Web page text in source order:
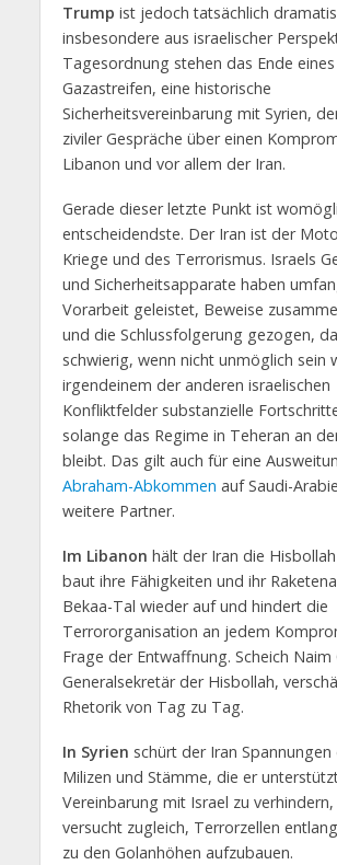
Trump ist jedoch tatsächlich
insbesondere aus israelischer
Tagesordnung stehen das Ende
Gazastreifen, eine historische
Sicherheitsvereinbarung mit Syrien,
ziviler Gespräche über einen
Libanon und vor allem der Iran.
Gerade dieser letzte Punkt ist
entscheidendste. Der Iran ist der
Kriege und des Terrorismus. Israels
und Sicherheitsapparate haben
Vorarbeit geleistet, Beweise
und die Schlussfolgerung gezogen,
schwierig, wenn nicht unmöglich sein
irgendeinem der anderen israelischen
Konfliktfelder substanzielle
solange das Regime in Teheran an
bleibt. Das gilt auch für eine
Abraham-Abkommen auf Saudi-
weitere Partner.
Im Libanon hält der Iran die
baut ihre Fähigkeiten und ihr
Bekaa-Tal wieder auf und hindert die
Terrororganisation an jedem
Frage der Entwaffnung. Scheich
Generalsekretär der Hisbollah,
Rhetorik von Tag zu Tag.
In Syrien schürt der Iran Spannungen
Milizen und Stämme, die er
Vereinbarung mit Israel zu
versucht zugleich, Terrorzellen
zu den Golanhöhen aufzubauen.